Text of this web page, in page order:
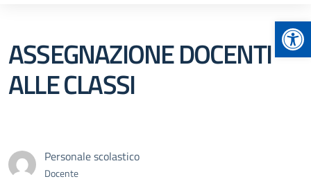
ASSEGNAZIONE DOCENTI
ALLE CLASSI
Personale scolastico
Docente